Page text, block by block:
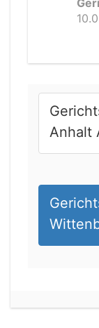
Anhalt
19.08.2026